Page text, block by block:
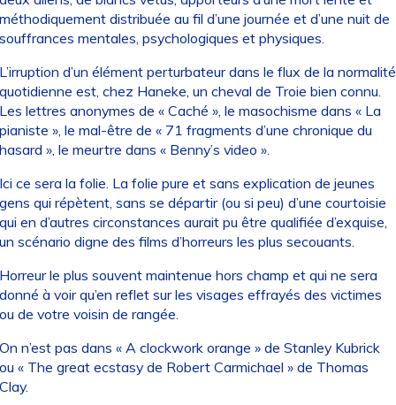
distribuée au fil d’une journée et d’une nuit de
mentales, psychologiques et physiques.
d’un élément perturbateur dans le flux de la normalité
est, chez Haneke, un cheval de Troie bien connu.
lettres anonymes de « Caché », le masochisme dans « La
», le mal-être de « 71 fragments d’une chronique du
», le meurtre dans « Benny’s video ».
ce sera la folie. La folie pure et sans explication de jeunes
qui répètent, sans se départir (ou si peu) d’une courtoisie
en d’autres circonstances aurait pu être qualifiée d’exquise,
scénario digne des films d’horreurs les plus secouants.
le plus souvent maintenue hors champ et qui ne sera
à voir qu’en reflet sur les visages effrayés des victimes
de votre voisin de rangée.
n’est pas dans « A clockwork orange » de Stanley Kubrick
« The great ecstasy de Robert Carmichael » de Thomas